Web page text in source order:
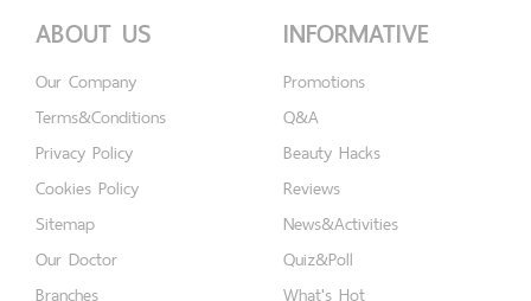
ABOUT US
Our Company
Terms&Conditions
Privacy Policy
Cookies Policy
Sitemap
Our Doctor
Branches
INFORMATIVE
Promotions
Q&A
Beauty Hacks
Reviews
News&Activities
Quiz&Poll
What's Hot